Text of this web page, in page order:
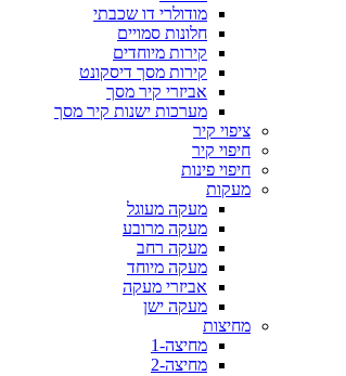
מודולרי דו שכבתי
חלונות סמויים
קירות מיוחדים
קירות מסך דיסקונט
אביזרי קיר מסך
מערכות ישנות קיר מסך
ציפוי קיר
חיפוי קיר
חיפוי פינות
מעקות
מעקה מעוגל
מעקה מרובע
מעקה רחב
מעקה מיוחד
אביזרי מעקה
מעקה ישן
מחיצות
מחיצה-1
מחיצה-2